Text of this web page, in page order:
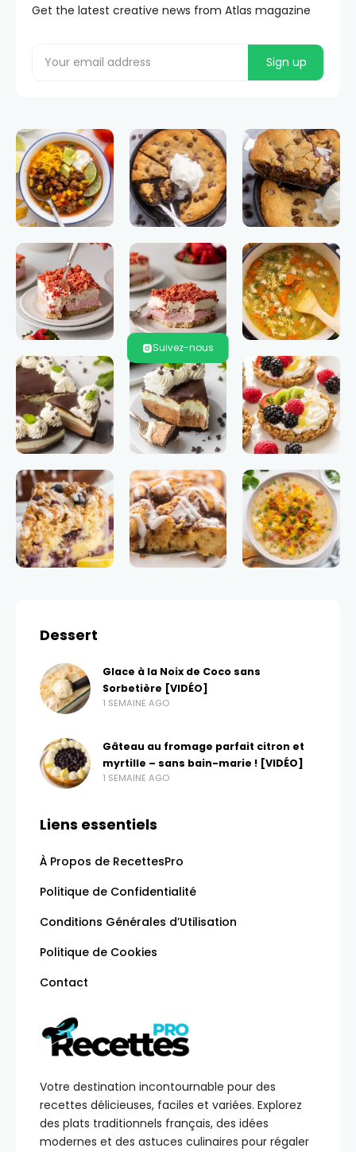
Get the latest creative news from Atlas magazine
Suivez-nous
Votre destination incontournable pour des
recettes délicieuses, faciles et variées. Explorez
des plats traditionnels français, des idées
modernes et des astuces culinaires pour régaler
Dessert
Glace à la Noix de Coco sans
Sorbetière [VIDÉO]
1 SEMAINE AGO
Gâteau au fromage parfait citron et
myrtille – sans bain-marie ! [VIDÉO]
1 SEMAINE AGO
Liens essentiels
À Propos de RecettesPro
Politique de Confidentialité
Conditions Générales d’Utilisation
Politique de Cookies
Contact